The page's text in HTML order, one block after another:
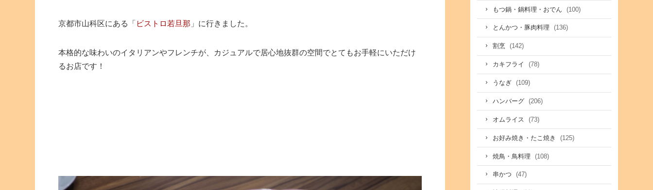
京都市山科区にある「 ビストロ若旦那 」に行きました。
本格的な味わいのイタリアンやフレンチが、カジュアルで居心地抜群の空間でとてもお手軽にいただけ
るお店です！
もつ鍋・鍋料理・おでん (100)
とんかつ・豚肉料理 (136)
割烹 (142)
カキフライ (78)
うなぎ (109)
ハンバーグ (206)
オムライス (73)
お好み焼き・たこ焼き (125)
焼鳥・鳥料理 (108)
串かつ (47)